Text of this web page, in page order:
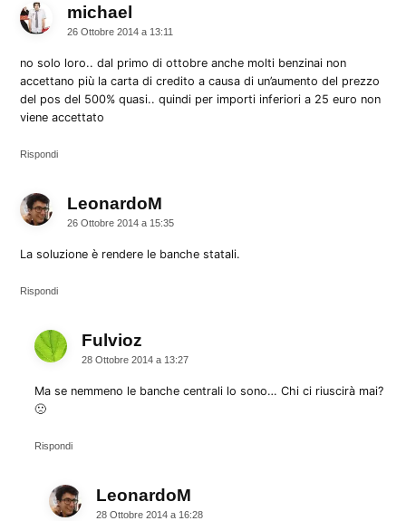
michael
26 Ottobre 2014 a 13:11
no solo loro.. dal primo di ottobre anche molti benzinai non
accettano più la carta di credito a causa di un’aumento del prezzo
del pos del 500% quasi.. quindi per importi inferiori a 25 euro non
viene accettato
Rispondi
LeonardoM
26 Ottobre 2014 a 15:35
La soluzione è rendere le banche statali.
Rispondi
Fulvioz
28 Ottobre 2014 a 13:27
Ma se nemmeno le banche centrali lo sono… Chi ci riuscirà mai?
🙁
Rispondi
LeonardoM
28 Ottobre 2014 a 16:28